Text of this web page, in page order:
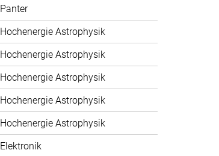
Panter
Hochenergie Astrophysik
Hochenergie Astrophysik
Hochenergie Astrophysik
Hochenergie Astrophysik
Hochenergie Astrophysik
Elektronik